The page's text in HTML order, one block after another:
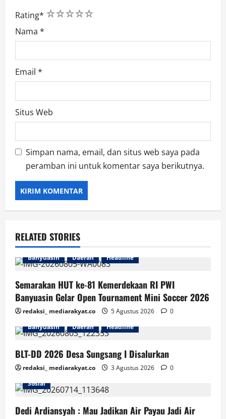
Rating* 5
4
3
2
1
Nama *
Email *
Situs Web
Simpan nama, email, dan situs web saya pada
peramban ini untuk komentar saya berikutnya.
RELATED STORIES
Banyuasin Daerah Headline
Semarakan HUT ke-81 Kemerdekaan RI PWI
Banyuasin Gelar Open Tournament Mini Soccer 2026
redaksi_ mediarakyat.co 5 Agustus 2026
0
Banyuasin
Daerah Headline
BLT-DD 2026 Desa Sungsang I Disalurkan
redaksi_ mediarakyat.co 3 Agustus 2026 0
Banyuasin Daerah Headline
Lingkungan
Sosial
Dedi Ardiansyah : Mau Jadikan Air Payau Jadi Air